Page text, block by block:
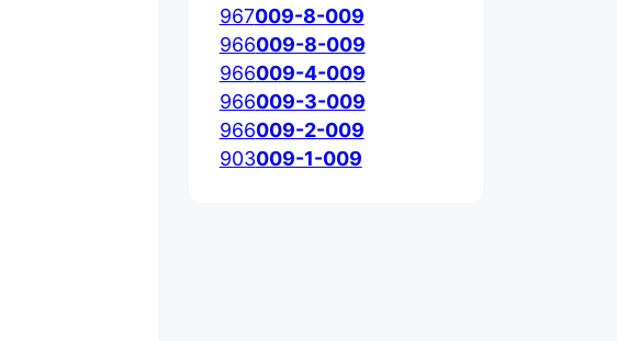
967009-8-009
966009-8-009
966009-4-009
966009-3-009
966009-2-009
903009-1-009